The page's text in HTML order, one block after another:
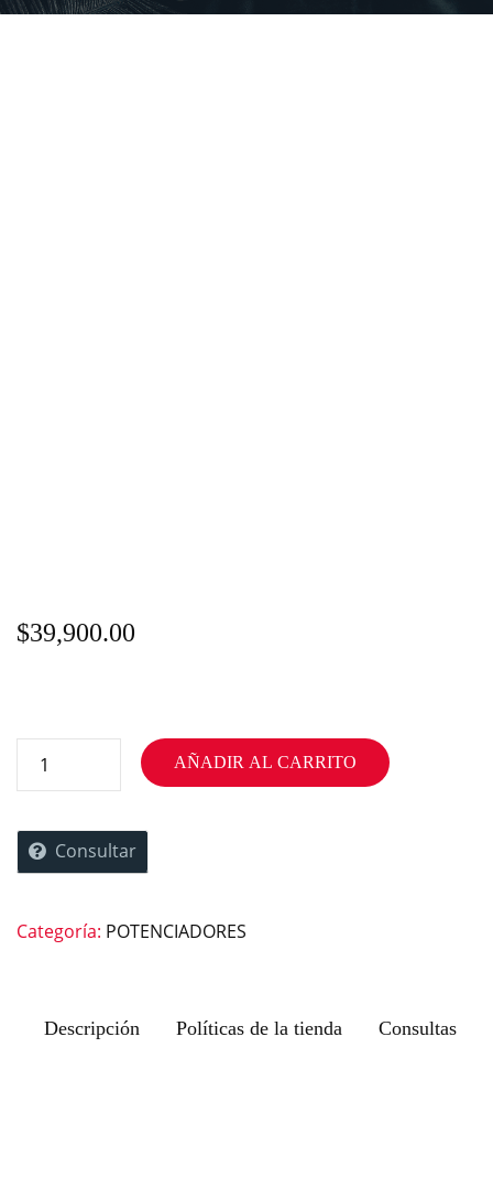
$39,900.00
AÑADIR AL CARRITO
Consultar
Categoría: POTENCIADORES
Descripción Políticas de la tienda Consultas